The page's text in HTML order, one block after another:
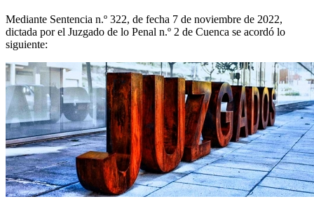
Mediante Sentencia n.º 322, de fecha 7 de noviembre de 2022,
dictada por el Juzgado de lo Penal n.º 2 de Cuenca se acordó lo
siguiente: